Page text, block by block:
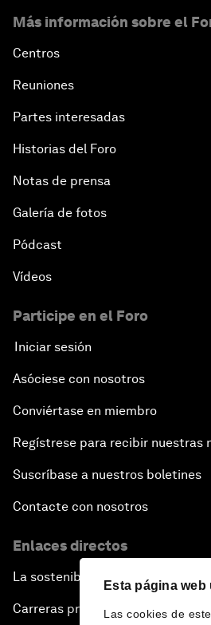
Esta página
Las cookies de
Más información sobre el
Centros
Reuniones
Partes interesadas
Historias del Foro
Notas de prensa
Galería de fotos
Pódcast
Vídeos
Participe en el Foro
Iniciar sesión
Asóciese con nosotros
Conviértase en miembro
Regístrese para recibir nuestras
Suscríbase a nuestros boletines
Contacte con nosotros
Enlaces directos
La sostenibilidad en el Foro
Carreras profesionales